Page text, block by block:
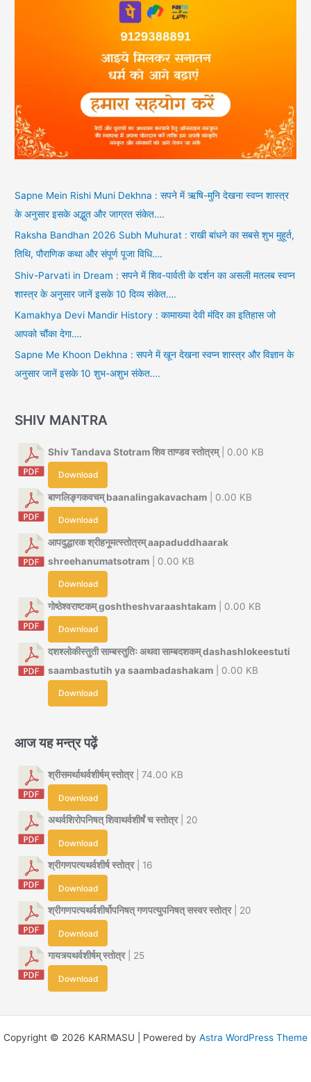
Sapne Mein Rishi Muni Dekhna : सपने में ऋषि-मुनि देखना स्वप्न शास्त्र
के अनुसार इसके अद्भुत और जाग्रत संकेत….
Raksha Bandhan 2026 Subh Muhurat : राखी बांधने का सबसे शुभ मुहूर्त,
तिथि, पौराणिक कथा और संपूर्ण पूजा विधि….
Shiv-Parvati in Dream : सपने में शिव-पार्वती के दर्शन का असली मतलब स्वप्न
शास्त्र के अनुसार जानें इसके 10 दिव्य संकेत….
Kamakhya Devi Mandir History : कामाख्या देवी मंदिर का इतिहास जो
आपको चौंका देगा….
Sapne Me Khoon Dekhna : सपने में खून देखना स्वप्न शास्त्र और विज्ञान के
अनुसार जानें इसके 10 शुभ-अशुभ संकेत….
SHIV MANTRA
Shiv Tandava Stotram शिव ताण्डव स्तोत्रम्| 0.00 KB
Download
बाणलिङ्गकवचम् baanalingakavacham | 0.00 KB
Download
आपदुद्धारक श्रीहनूमत्स्तोत्रम् aapaduddhaarak
shreehanumatsotram | 0.00 KB
Download
गोष्ठेश्वराष्टकम् goshtheshvaraashtakam | 0.00 KB
Download
दशश्लोकीस्तुती साम्बस्तुतिः अथवा साम्बदशकम् dashashlokeestuti
saambastutih ya saambadashakam | 0.00 KB
Download
आज यह मन्त्र पढ़ें
श्रीसमर्थाथर्वशीर्षम् स्तोत्र| 74.00 KB
Download
अथर्वशिरोपनिषत् शिवाथर्वशीर्षं च स्तोत्र| 20
Download
श्रीगणपत्यथर्वशीर्ष स्तोत्र| 16
Download
श्रीगणपत्यथर्वशीर्षोपनिषत् गणपत्युपनिषत् सस्वर स्तोत्र| 20
Download
गायत्र्यथर्वशीर्षम् स्तोत्र| 25
Download
Copyright © 2026 KARMASU | Powered by Astra WordPress Theme